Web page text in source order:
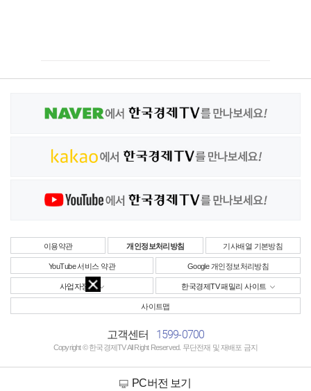
이용약관 개인정보처리방침 기사배열 기본방침
YouTube 서비스 약관 Google 개인정보처리방침
사업자정보 한국경제TV 패밀리 사이트
사이트맵
고객센터 1599-0700
Copyright © 한국경제TV All Right Reserved. 무단전재 및 재배포 금지
PC버전 보기